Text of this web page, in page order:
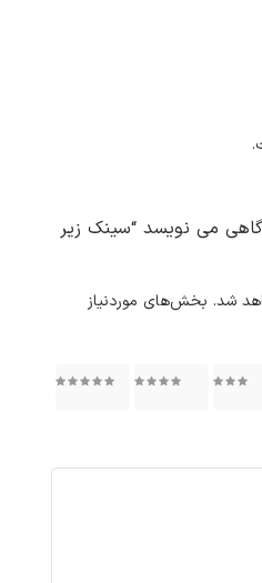
می نویسد “سینک زیر
شد. بخش‌های موردنیاز
۳ از ۵ ۴ از ۵ ۵ از ۵